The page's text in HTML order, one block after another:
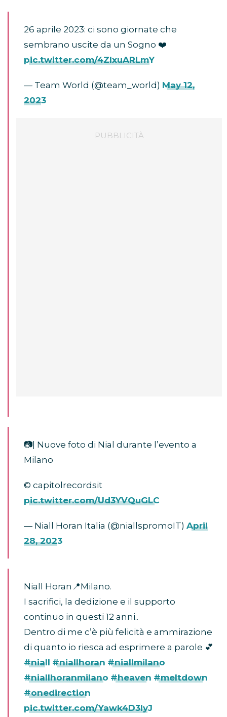
26 aprile 2023: ci sono giornate che
sembrano uscite da un Sogno ❤️
pic.twitter.com/4ZlxuARLmY
— Team World (@team_world) May 12,
2023
📷| Nuove foto di Nial durante l’evento a
Milano
© capitolrecordsit
pic.twitter.com/Ud3YVQuGLC
— Niall Horan Italia (@niallspromoIT) April
28, 2023
Niall Horan📍Milano.
I sacrifici, la dedizione e il supporto
continuo in questi 12 anni..
Dentro di me c’è più felicità e ammirazione
di quanto io riesca ad esprimere a parole 💕
#niall #niallhoran #niallmilano
#niallhoranmilano #heaven #meltdown
#onedirection
pic.twitter.com/Yawk4D3lyJ